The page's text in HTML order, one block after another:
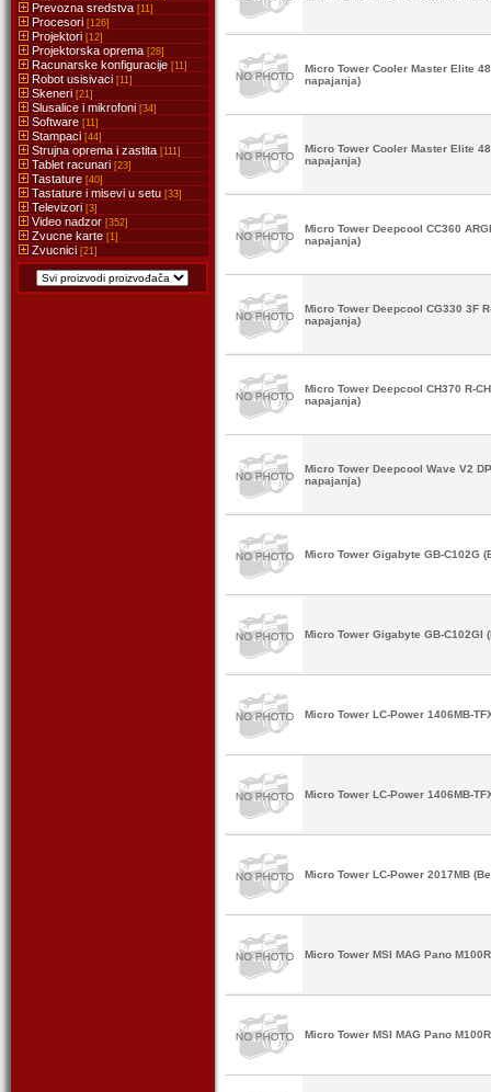
Prevozna sredstva [11]
Procesori [126]
Projektori [12]
Projektorska oprema [28]
Racunarske konfiguracije [11]
Robot usisivaci [11]
Skeneri [21]
Slusalice i mikrofoni [34]
Software [11]
Stampaci [44]
Strujna oprema i zastita [111]
Tablet racunari [23]
Tastature [40]
Tastature i misevi u setu [33]
Televizori [3]
Video nadzor [352]
Zvucne karte [1]
Zvucnici [21]
Micro Tower Cooler Master Elite
napajanja)
Micro Tower Cooler Master Elite
napajanja)
Micro Tower Deepcool CC360
napajanja)
Micro Tower Deepcool CG330 3F
napajanja)
Micro Tower Deepcool CH370 R-
napajanja)
Micro Tower Deepcool Wave V2
napajanja)
Micro Tower Gigabyte GB-C102G
Micro Tower Gigabyte GB-C102GI
Micro Tower LC-Power 1406MB-
Micro Tower LC-Power 1406MB-
Micro Tower LC-Power 2017MB
Micro Tower MSI MAG Pano
Micro Tower MSI MAG Pano